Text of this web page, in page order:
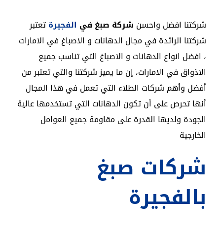
شركتنا افضل واحسن شركة صبغ في الفجيرةتعتبر
شركتنا الرائدة في مجال الدهانات و الاصباغ في الامارات
، افضل انواع الدهانات و الاصباغ التي تناسب جميع
الاذواق في الامارات، إن ما يميز شركتنا والتي تعتبر من
أفضل وأهم شركات الطلاء التي تعمل في هذا المجال
أنها تحرص على أن تكون الدهانات التي تستخدمها عالية
الجودة ولديها القدرة على مقاومة جميع العوامل
الخارجية
‎شركات صبغ
بالفجيرة